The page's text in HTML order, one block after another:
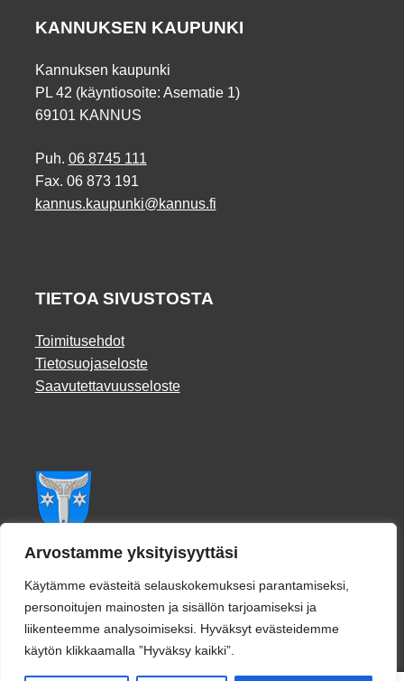
Arvostamme yksityisyyttäsi
Käytämme evästeitä selauskokemuksesi parantamiseksi,
personoitujen mainosten ja sisällön tarjoamiseksi ja
liikenteemme analysoimiseksi. Hyväksyt evästeidemme
käytön klikkaamalla ”Hyväksy kaikki”.
KANNUKSEN KAUPUNKI
Kannuksen kaupunki
PL 42 (käyntiosoite: Asematie 1)
69101 KANNUS
Puh. 06 8745 111
Fax. 06 873 191
kannus.kaupunki@kannus.fi
TIETOA SIVUSTOSTA
Toimitusehdot
Tietosuojaseloste
Saavutettavuusseloste
Facebook